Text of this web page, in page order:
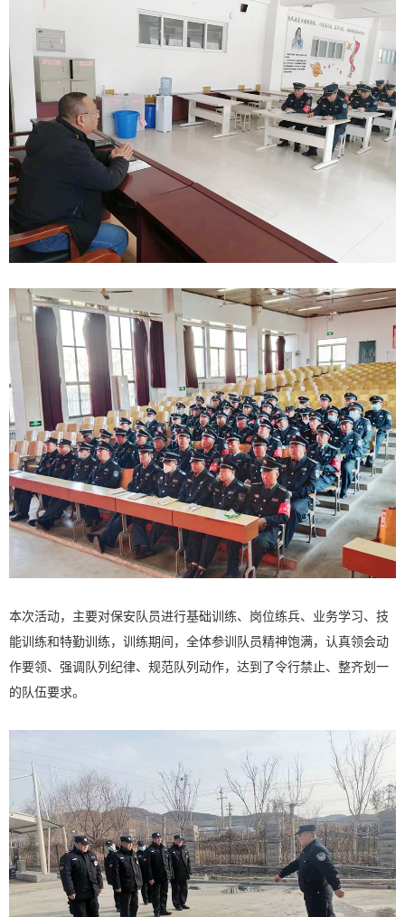
本次活动，主要对保安队员进行基础训练、岗位练兵、业务学习、技
能训练和特勤训练，训练期间，全体参训队员精神饱满，认真领会动
作要领、强调队列纪律、规范队列动作，达到了令行禁止、整齐划一
的队伍要求。